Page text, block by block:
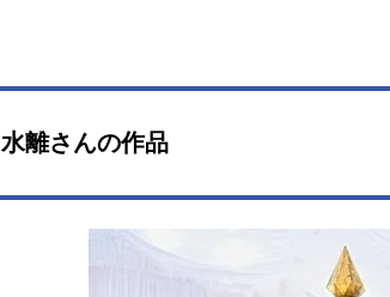
水離さんの作品